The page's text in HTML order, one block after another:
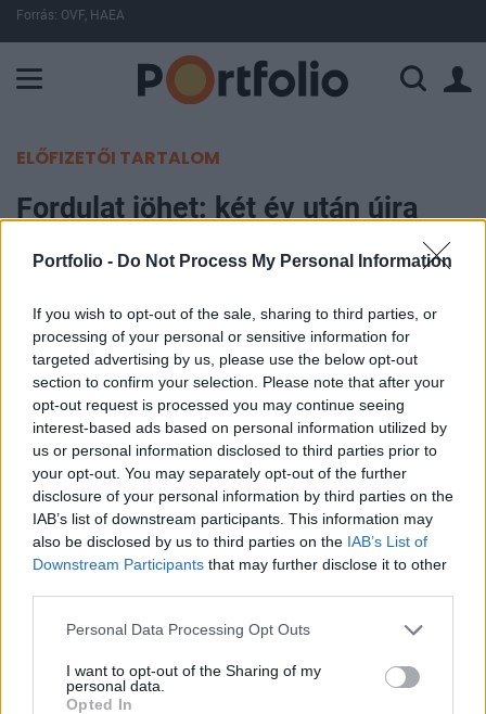
Portfolio - Do Not Process My Personal Information
If you wish to opt-out of the sale, sharing to third parties, or
processing of your personal or sensitive information for
targeted advertising by us, please use the below opt-out
section to confirm your selection. Please note that after your
opt-out request is processed you may continue seeing
interest-based ads based on personal information utilized by
us or personal information disclosed to third parties prior to
your opt-out. You may separately opt-out of the further
disclosure of your personal information by third parties on the
IAB’s list of downstream participants. This information may
also be disclosed by us to third parties on the IAB’s List of
Downstream Participants that may further disclose it to other
Personal Data Processing Opt Outs
I want to opt-out of the Sharing of my
personal data.
Opted In
Forrás: OVF, HAEA
ELŐFIZETŐI TARTALOM
Fordulat jöhet: két év után újra
Európa legerősebb országa
Portfolio
2024. október 01. 13:13
Olaf Scholz, szociáldemokrata német kancellár
csaknem két év után először ismételten szeretné
fölvenni a kapcsolatot Vlagyimir Putyin orosz
elnökkel – számolt be róla a Die Zeit.
A német lapnak nyilatkozó kormányzati személyek
elmondása szerint a telefonbeszélgetésre a novemberi,
brazíliai G20-találkozót megelőzően kerülhet majd sor.
Ugyanakkor azt is elárulták, a német külügyminisztérium
kollégáikkal időpontegyeztetésre. Ha összejön a
telefonbeszélgetés, akkor Olaf Scholz lenne az első olyan